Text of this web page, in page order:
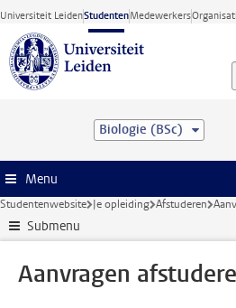
Ga direct naar de inhoud
Universiteit LeidenStudentenMedewerkers
Biologie (BSc)
Menu
Studentenwebsite Je opleiding Afstuderen
Submenu
Aanvragen